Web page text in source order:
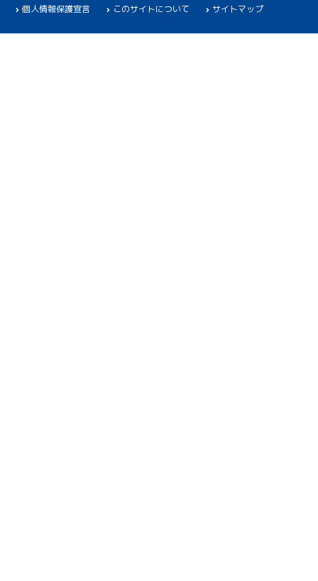
個人情報保護宣言 このサイトについて サイトマップ